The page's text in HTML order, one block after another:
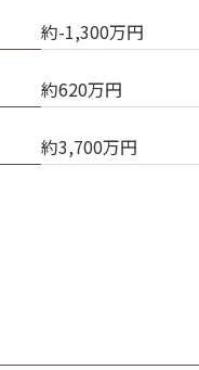
約-1,300万円
約620万円
約3,700万円